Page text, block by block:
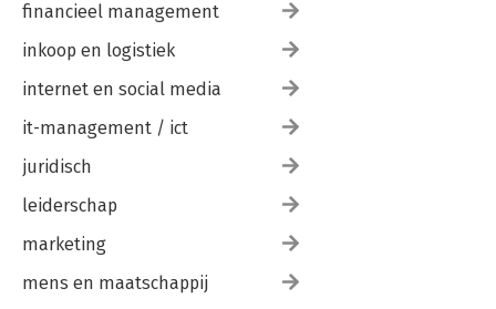
financieel management
inkoop en logistiek
internet en social media
it-management / ict
juridisch
leiderschap
marketing
mens en maatschappij